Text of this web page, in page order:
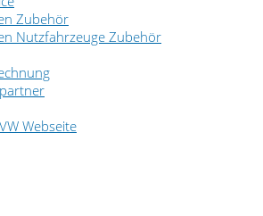
Zubehör
Nutzfahrzeuge Zubehör
Webseite